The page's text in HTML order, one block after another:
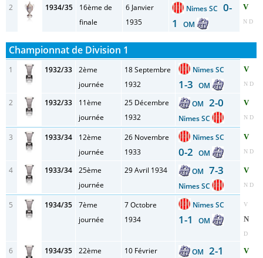
2 1934/35
16ème de
finale
6 Janvier
1935
Nimes SC 0-
1
OM
V
N D
Championnat de Division 1
1 1932/33
2ème
journée
18 Septembre
1932
Nimes SC
1-3 OM
V
N D
2 1932/33
11ème
journée
25 Décembre
1932
OM 2-0
Nimes SC
V
N D
3 1933/34
12ème
journée
26 Novembre
1933
Nimes SC
0-2 OM
V
N D
4 1933/34
25ème
journée
29 Avril 1934 OM 7-3
Nimes SC
V
N D
5 1934/35
7ème
journée
7 Octobre
1934
Nimes SC
1-1 OM
V
N
D
6 1934/35
22ème
10 Février
OM 2-1 V